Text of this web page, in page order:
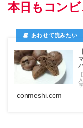
本日もコン
conmeshi.com